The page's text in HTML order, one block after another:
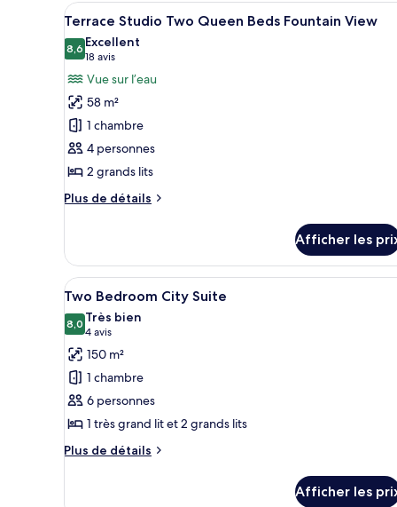
Afficher
toutes
les
photos
pour
ce
type
de
chambre :
Terrace
Queen
Beds
Fountain
View
Draps en coton égyptien,
6
Terrace Studio Two Queen Beds Fountain View
8,68,6 sur 10
Excellent
18 avis
(18 avis)
Vue sur l’eau
58 m²
1 chambre
4 personnes
2 grands lits
Plus de détails
Plus
Terrace
Studio
Two
Queen
Beds
Fountain
View
Afficher les
Afficher
toutes
les
photos
pour
ce
type
de
chambre :
Une chambre d’hôtel
6
Two Bedroom City Suite
8,08,0 sur 10
Très bien
4 avis
(4 avis)
150 m²
1 chambre
6 personnes
1 très grand lit et 2 grands lits
Plus de détails
Plus
Afficher les